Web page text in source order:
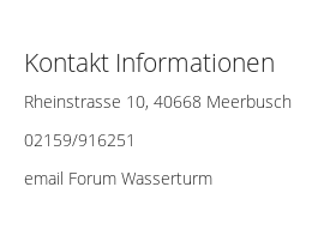
Kontakt Informationen
Rheinstrasse 10, 40668 Meerbusch
02159/916251
email Forum Wasserturm